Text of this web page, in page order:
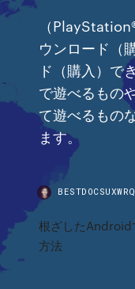
（
ウンロード（
ド（購入）で
で遊べるもの
て遊べるもの
ます。
根ざしたAndroid
方法